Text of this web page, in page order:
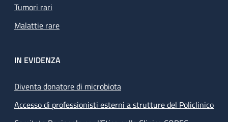
Tumori rari
Malattie rare
IN EVIDENZA
Diventa donatore di microbiota
Accesso di professionisti esterni a strutture del Policlinico